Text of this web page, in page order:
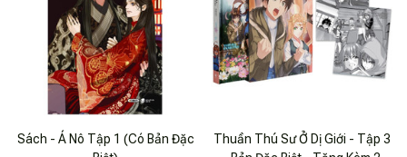
Sách - Á Nô Tập 1 (Có Bản Đặc
Thuần Thú Sư Ở Dị Giới - Tập 3